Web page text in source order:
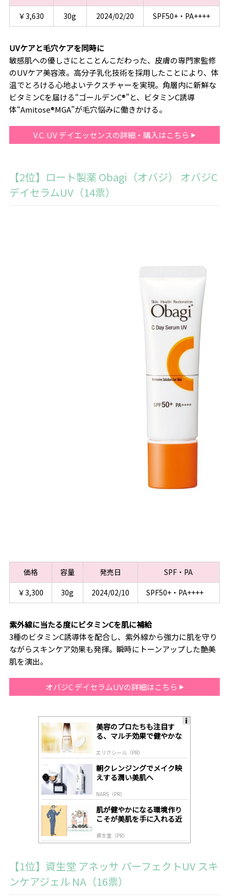
￥3,630
30g 2024/02/20 SPF50+・PA++++
UVケアと毛穴ケアを同時に
敏感肌への優しさにとことんこだわった、皮膚の専門家監修
のUVケア美容液。高分子乳化技術を採用したことにより、体
温でとろける心地よいテクスチャーを実現。角層内に新鮮な
ビタミンCを届ける“ゴールデンC®”と、ビタミンC誘導
体“Amitose®MGA”が毛穴悩みに働きかける。
V.C. UV デイエッセンスの詳細・購入はこちら
【2位】ロート製薬 Obagi（オバジ） オバジC
デイセラムUV（14票）
価格 容量 発売日
SPF・PA
￥3,300
30g 2024/02/10 SPF50+・PA++++
紫外線に当たる度にビタミンCを肌に補給
3種のビタミンC誘導体を配合し、紫外線から強力に肌を守り
ながらスキンケア効果も発揮。瞬時にトーンアップした艶美
肌を演出。
オバジC デイセラムUVの詳細はこちら
美容のプロたちも注目す
る、マルチ効果で健やかな
エリクシール（PR）
朝クレンジングでメイク映
えする潤い美肌へ
NARS（PR）
肌が健やかになる環境作り
こそが美肌を手に入れる近
資生堂（PR）
【1位】資生堂 アネッサ パーフェクトUV スキ
ンケアジェル NA（16票）